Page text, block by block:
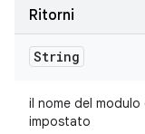
Ritorni
String
il nome del
impostato